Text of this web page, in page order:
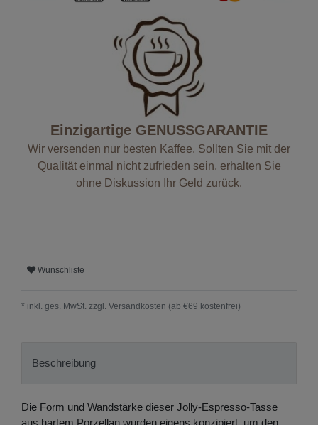
Einzigartige GENUSSGARANTIE
Wir versenden nur besten Kaffee. Sollten Sie mit der
Qualität einmal nicht zufrieden sein, erhalten Sie
ohne Diskussion Ihr Geld zurück.
Wunschliste
* inkl. ges. MwSt. zzgl. Versandkosten (ab €69 kostenfrei)
Beschreibung
Die Form und Wandstärke dieser Jolly-Espresso-Tasse